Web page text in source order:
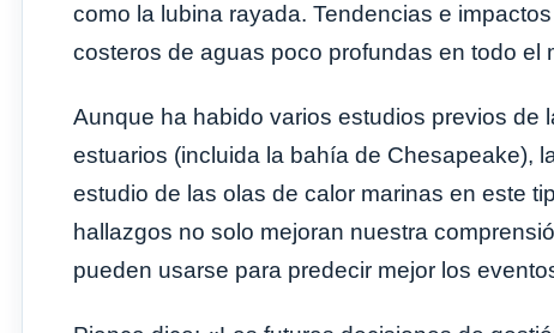
como la lubina rayada. Tendencias e
costeros de aguas poco profundas en todo
Aunque ha habido varios estudios previos de
estuarios (incluida la bahía de Chesapeake),
estudio de las olas de calor marinas en este
hallazgos no solo mejoran nuestra
pueden usarse para predecir mejor los